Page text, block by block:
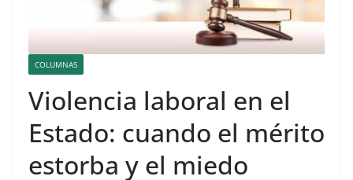
COLUMNAS
Violencia laboral en el
Estado: cuando el mérito
estorba y el miedo